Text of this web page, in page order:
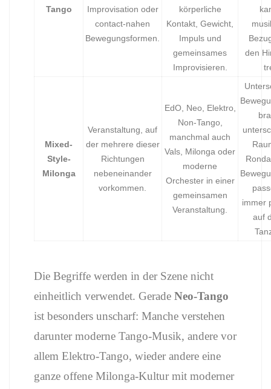
Tango
Improvisation oder
contact-nahen
Bewegungsformen.
körperliche
Kontakt, Gewicht,
Impuls und
gemeinsames
Improvisieren.
den
Mixed-
Style-
Milonga
Veranstaltung, auf
der mehrere dieser
Richtungen
nebeneinander
vorkommen.
EdO, Neo, Elektro,
Non-Tango,
manchmal auch
Vals, Milonga oder
moderne
Orchester in einer
gemeinsamen
Veranstaltung.
immer
auf
Die Begriffe werden in der Szene nicht
einheitlich verwendet. Gerade Neo-Tango
ist besonders unscharf: Manche verstehen
darunter moderne Tango-Musik, andere vor
allem Elektro-Tango, wieder andere eine
ganze offene Milonga-Kultur mit moderner